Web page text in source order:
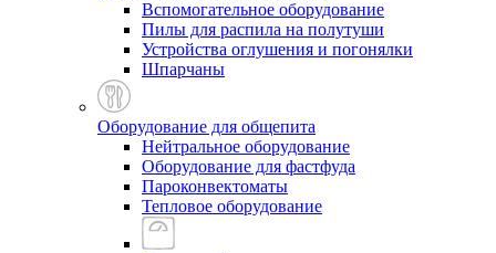
Вспомогательное оборудование
Пилы для распила на полутуши
Устройства оглушения и погонялки
Шпарчаны
Оборудование для общепита
Нейтральное оборудование
Оборудование для фастфуда
Пароконвектоматы
Тепловое оборудование